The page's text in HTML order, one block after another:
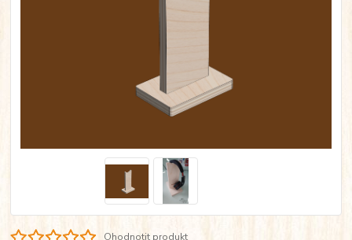
Ohodnotit produkt